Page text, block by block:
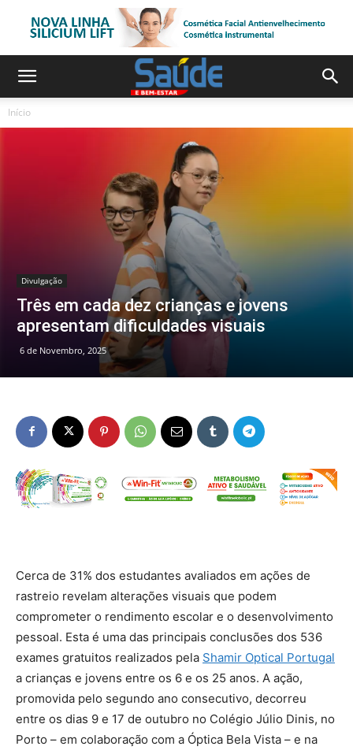
Início
Divulgação
Três em cada dez crianças e jovens
apresentam dificuldades visuais
6 de Novembro, 2025
Cerca de 31% dos estudantes avaliados em ações de
rastreio revelam alterações visuais que podem
comprometer o rendimento escolar e o desenvolvimento
pessoal. Esta é uma das principais conclusões dos 536
exames gratuitos realizados pela Shamir Optical Portugal
a crianças e jovens entre os 6 e os 25 anos. A ação,
promovida pelo segundo ano consecutivo, decorreu
entre os dias 9 e 17 de outubro no Colégio Júlio Dinis, no
Porto – em colaboração com a Óptica Bela Vista – e na